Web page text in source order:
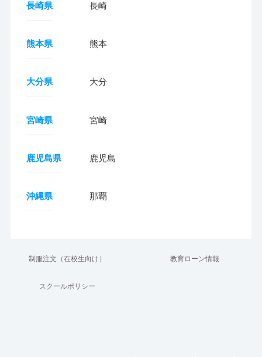
長崎県 長崎
熊本県 熊本
大分県 大分
宮崎県 宮崎
鹿児島県 鹿児島
沖縄県 那覇
制服注文（在校生向け） 教育ローン情報
スクールポリシー